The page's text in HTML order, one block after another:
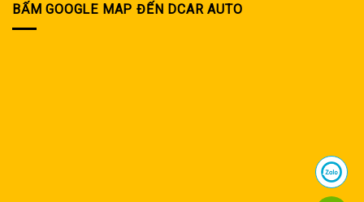
BẤM GOOGLE MAP ĐẾN DCAR AUTO